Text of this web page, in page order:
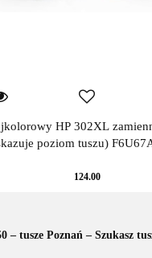
HP 302XL
poziom tuszu)
124.00
– tusze Poznań – Szukasz